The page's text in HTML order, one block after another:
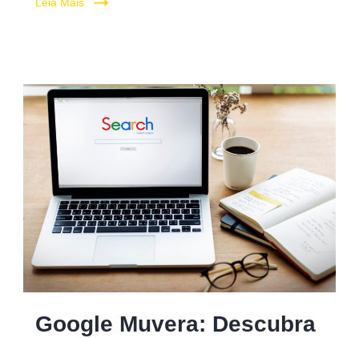
Google Muvera: Descubra